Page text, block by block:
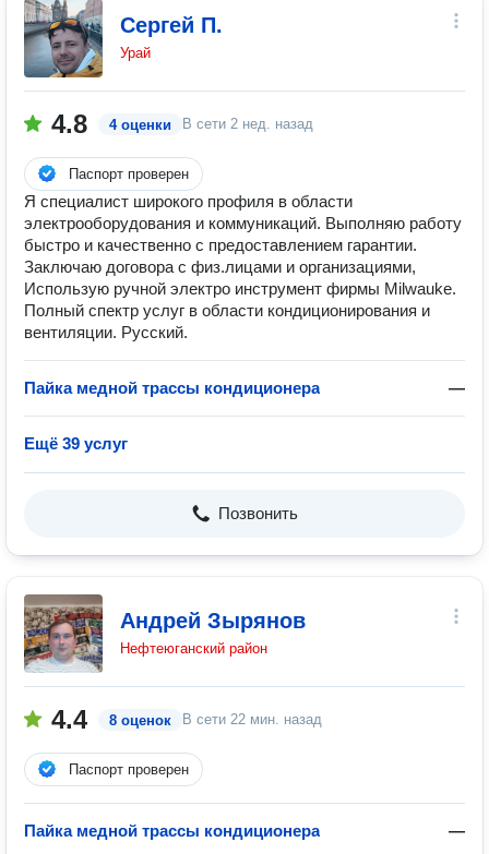
Сергей П.
Урай
4.8 4 оценки В сети 2 нед. назад
Паспорт проверен
Я специалист широкого профиля в области
электрооборудования и коммуникаций. Выполняю работу
быстро и качественно с предоставлением гарантии.
Заключаю договора с физ.лицами и организациями,
Использую ручной электро инструмент фирмы Milwauke.
Полный спектр услуг в области кондиционирования и
вентиляции. Русский.
Пайка медной трассы кондиционера —
Ещё 39 услуг
Позвонить
Андрей Зырянов
Нефтеюганский район
4.4 8 оценок В сети 22 мин. назад
Паспорт проверен
Пайка медной трассы кондиционера —